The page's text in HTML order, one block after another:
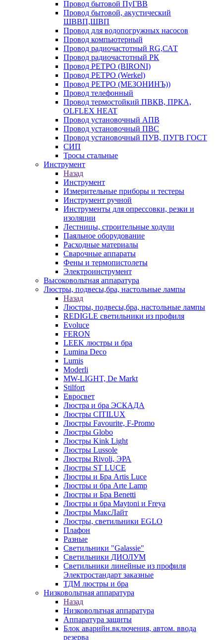
Провод бытовой ПуГВВ
Провод бытовой, акустический
ШВВП,ШВП
Провод для водопогружных насосов
Провод компьютерный
Провод радиочастотный RG,САТ
Провод радиочастотный РК
Провод РЕТРО (BIRONI)
Провод РЕТРО (Werkel)
Провод РЕТРО (МЕЗОНИНЪ))
Провод телефонный
Провод термостойкий ПВКВ, ПРКА,
OLFLEX HEAT
Провод установочный АПВ
Провод установочный ПВС
Провод установочный ПУВ, ПУГВ ГОСТ
СИП
Тросы стальные
Инструмент
Назад
Инструмент
Измерительные приборы и тестеры
Инструмент ручной
Инструменты для опрессовки, резки и
изоляции
Лестницы, строительные ходули
Паяльное оборудование
Расходные материалы
Сварочные аппараты
Фены и термопистолеты
Электроинструмент
Высоковольтная аппаратура
Люстры, подвесы,бра, настольные лампы
Назад
Люстры, подвесы,бра, настольные лампы
REDIGLE светильники из профиля
Evoluce
FERON
LEEK люстры и бра
Lumina Deco
Lumis
Moderli
MW-LIGHT, De Markt
Stilfort
Евросвет
Люстра и бра ЭСКАДА
Люстры CITILUX
Люстры Favourite, F-Promo
Люстры Globo
Люстры Kink Light
Люстры Lussole
Люстры Rivoli, ЭРА
Люстры ST LUCE
Люстры и Бра Artis Luce
Люстры и бра Arte Lamp
Люстры и Бра Benetti
Люстры и бра Maytoni и Freya
Люстры МаксЛайт
Люстры, светильники EGLO
Плафон
Разные
Светильники "Galassie"
Светильники ДИОЛУМ
Светильники линейные из профиля
Электростандарт заказные
ТДМ люстры и бра
Низковольтная аппаратура
Назад
Низковольтная аппаратура
Аппаратура защиты
Блок аварийн.включения, автом. ввода
резерва